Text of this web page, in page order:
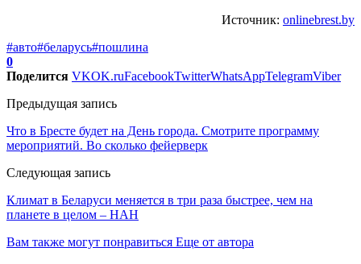
Источник: onlinebrest.by
#авто#беларусь#пошлина
0
Поделится VKOK.ruFacebookTwitterWhatsAppTelegramViber
Предыдущая запись
Что в Бресте будет на День города. Смотрите программу
мероприятий. Во сколько фейерверк
Следующая запись
Климат в Беларуси меняется в три раза быстрее, чем на
планете в целом – НАН
Вам также могут понравиться Еще от автора